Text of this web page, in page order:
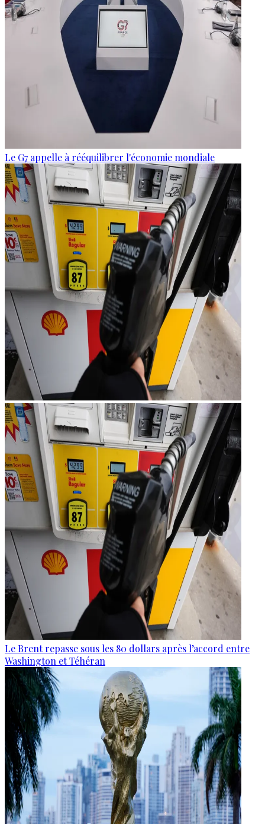
Le G7 appelle à rééquilibrer l'économie mondiale
Le Brent repasse sous les 80 dollars après l’accord entre
Washington et Téhéran